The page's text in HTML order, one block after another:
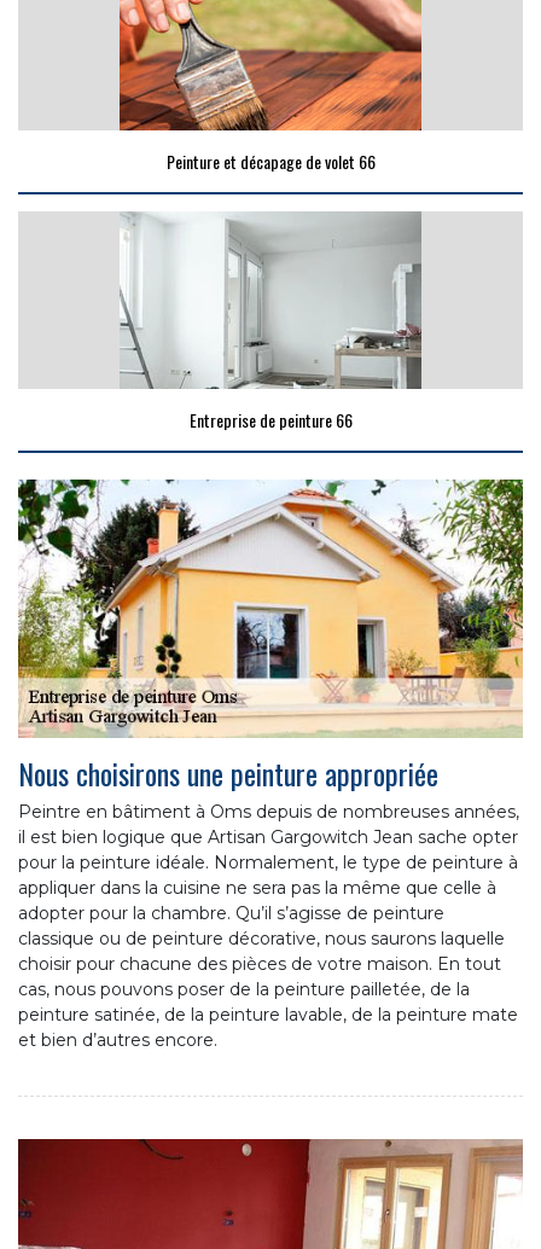
Peinture et décapage de volet 66
Entreprise de peinture 66
Nous choisirons une peinture appropriée
Peintre en bâtiment à Oms depuis de nombreuses années,
il est bien logique que Artisan Gargowitch Jean sache opter
pour la peinture idéale. Normalement, le type de peinture à
appliquer dans la cuisine ne sera pas la même que celle à
adopter pour la chambre. Qu’il s’agisse de peinture
classique ou de peinture décorative, nous saurons laquelle
choisir pour chacune des pièces de votre maison. En tout
cas, nous pouvons poser de la peinture pailletée, de la
peinture satinée, de la peinture lavable, de la peinture mate
et bien d’autres encore.